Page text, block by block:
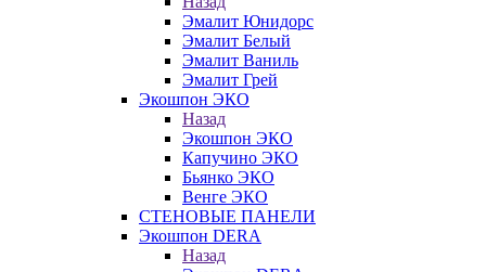
Эмалит Юнидорс
Эмалит Белый
Эмалит Ваниль
Эмалит Грей
Экошпон ЭКО
Назад
Экошпон ЭКО
Капучино ЭКО
Бьянко ЭКО
Венге ЭКО
СТЕНОВЫЕ ПАНЕЛИ
Экошпон DERA
Назад